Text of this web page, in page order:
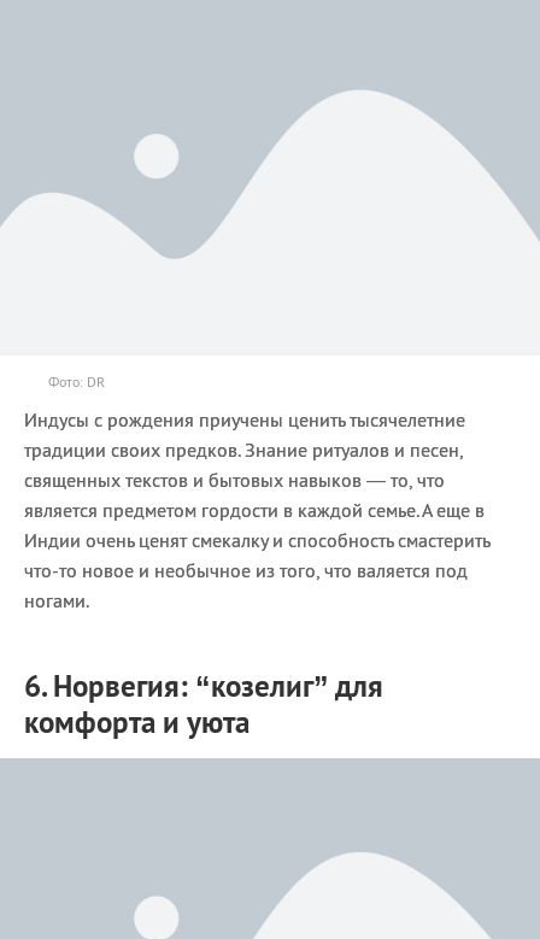
Фото: DR
Индусы с рождения приучены ценить тысячелетние
традиции своих предков. Знание ритуалов и песен,
священных текстов и бытовых навыков — то, что
является предметом гордости в каждой семье. А еще в
Индии очень ценят смекалку и способность смастерить
что-то новое и необычное из того, что валяется под
ногами.
6. Норвегия: “козелиг” для
комфорта и уюта